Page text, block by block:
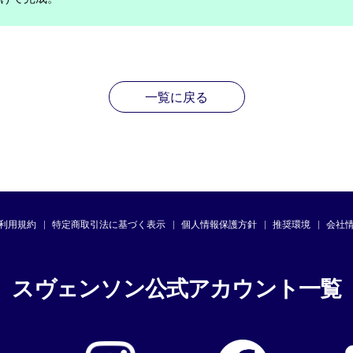
一覧に戻る
用規約 特定商取引法に基づく表示 個人情報保護方針 推奨環境 会社
スヴェンソン公式アカウント一覧